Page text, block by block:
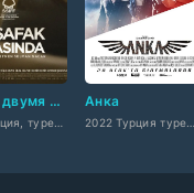
Между двумя рассветами Анка